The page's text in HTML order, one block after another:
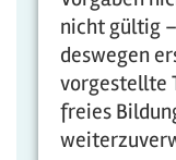
nicht gültig
deswegen
vorgestellte
freies